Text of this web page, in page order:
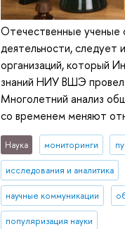
Отечественные ученые
деятельности, следует
организаций, который
знаний НИУ ВШЭ провел
Многолетний анализ
со временем меняют
Наука мониторинги
исследования и аналитика
научные коммуникации
популяризация науки